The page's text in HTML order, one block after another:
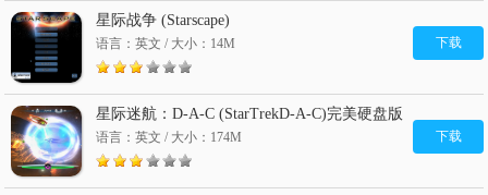
星际战争 (Starscape)
语言：英文 / 大小：14M 下载
星际迷航：D-A-C (StarTrekD-A-C)完美硬盘版
语言：英文 / 大小：174M 下载